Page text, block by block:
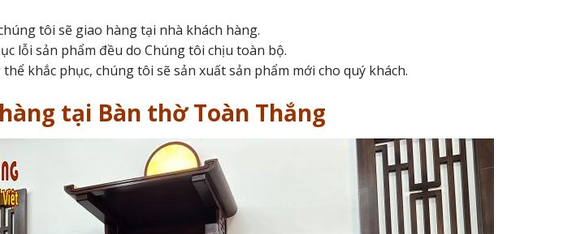
tôi sẽ giao hàng tại nhà khách hàng.
lỗi sản phẩm đều do Chúng tôi chịu toàn bộ.
khắc phục, chúng tôi sẽ sản xuất sản phẩm mới cho quý khách.
tại Bàn thờ Toàn Thắng